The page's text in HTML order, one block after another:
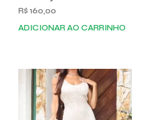
R$ 160,00
ADICIONAR AO CARRINHO